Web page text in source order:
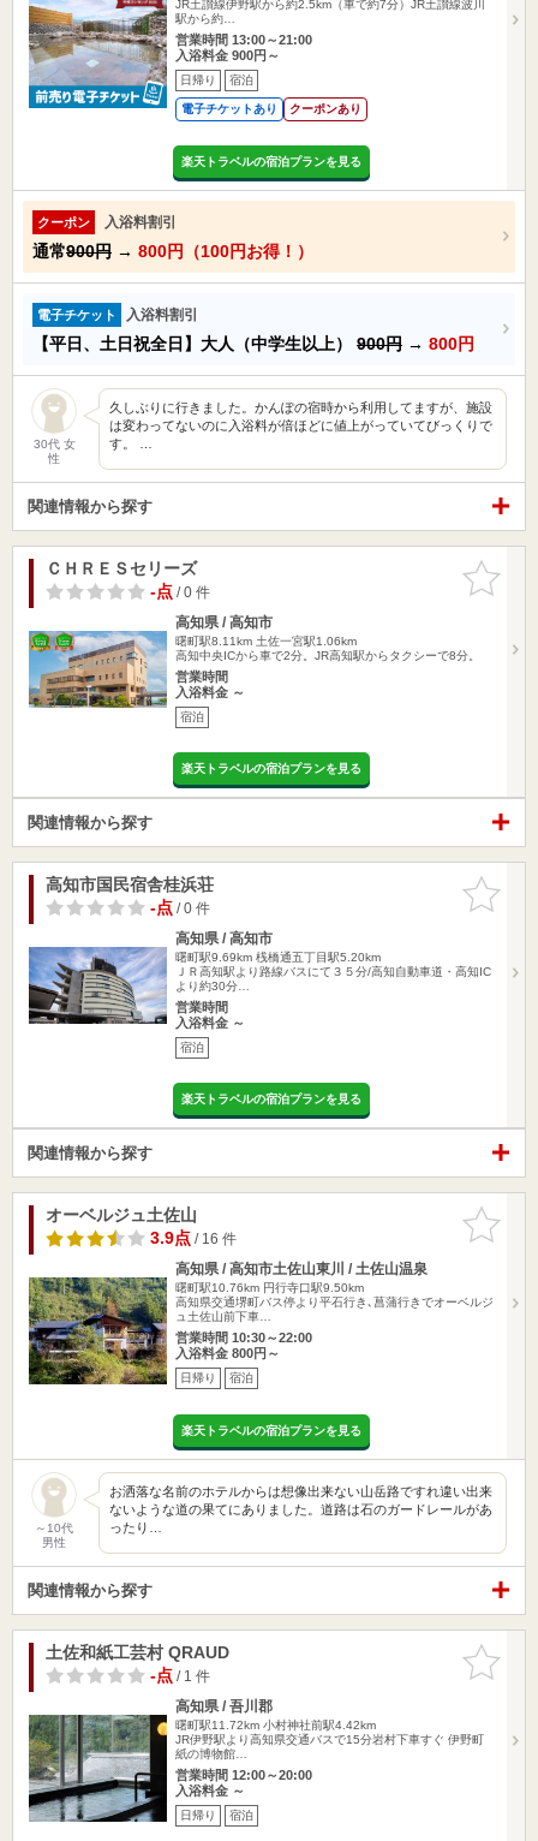
JR土讃線伊野駅から約2.5km（車で約7分）JR土讃線波川
駅から約…
営業時間 13:00～21:00
入浴料金 900円～
日帰り 宿泊
電子チケットあり クーポンあり
楽天トラベルの宿泊プランを見る
クーポン 入浴料割引
通常900円 → 800円（100円お得！）
電子チケット 入浴料割引
【平日、土日祝全日】大人（中学生以上） 900円 → 800円
30代 女
性
久しぶりに行きました。かんぽの宿時から利用してますが、施設
は変わってないのに入浴料が倍ほどに値上がっていてびっくりで
す。 …
関連情報から探す
お気に入
りに追加
ＣＨＲＥＳセリーズ
-点/ 0 件
高知県 / 高知市
曙町駅8.11km 土佐一宮駅1.06km
高知中央ICから車で2分。JR高知駅からタクシーで8分。
営業時間
入浴料金 ～
宿泊
楽天トラベルの宿泊プランを見る
関連情報から探す
お気に入
りに追加
高知市国民宿舎桂浜荘
-点/ 0 件
高知県 / 高知市
曙町駅9.69km 桟橋通五丁目駅5.20km
ＪＲ高知駅より路線バスにて３５分/高知自動車道・高知IC
より約30分…
営業時間
入浴料金 ～
宿泊
楽天トラベルの宿泊プランを見る
関連情報から探す
お気に入
りに追加
オーベルジュ土佐山
3.9点/ 16 件
高知県 / 高知市土佐山東川 / 土佐山温泉
曙町駅10.76km 円行寺口駅9.50km
高知県交通堺町バス停より平石行き､菖蒲行きでオーベルジ
ュ土佐山前下車…
営業時間 10:30～22:00
入浴料金 800円～
日帰り 宿泊
楽天トラベルの宿泊プランを見る
～10代
男性
お洒落な名前のホテルからは想像出来ない山岳路ですれ違い出来
ないような道の果てにありました。道路は石のガードレールがあ
ったり…
関連情報から探す
お気に入
りに追加
土佐和紙工芸村 QRAUD
-点/ 1 件
高知県 / 吾川郡
曙町駅11.72km 小村神社前駅4.42km
JR伊野駅より高知県交通バスで15分岩村下車すぐ 伊野町
紙の博物館…
営業時間 12:00～20:00
入浴料金 ～
日帰り 宿泊